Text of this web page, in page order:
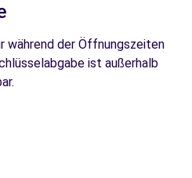
während der Öffnungszeiten
ist außerhalb